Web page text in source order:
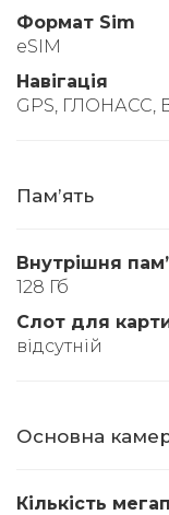
Формат Sim
eSIM
Навігація
GPS, ГЛОНАСС,
Памʼять
Внутрішня
128 Гб
Слот для карти
відсутній
Основна
Кількість